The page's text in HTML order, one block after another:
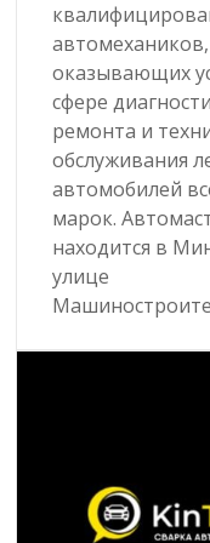
автомехаников,
оказывающих
сфере
ремонта и
обслуживания
автомобилей
марок.
находится в
улице